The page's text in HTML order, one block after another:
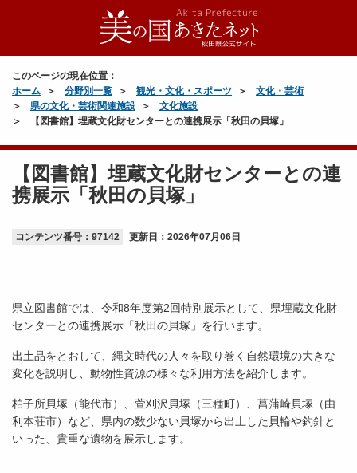
このページの現在位置：
ホーム
分野別一覧 観光・文化・スポーツ
文化・芸術
県の文化・芸術関連施設
文化施設
【図書館】埋蔵文化財センターとの連携展示「秋田の貝塚」
【図書館】埋蔵文化財センターとの連
携展示「秋田の貝塚」
コンテンツ番号：97142 更新日： 2026年07月06日
県立図書館では、令和8年度第2回特別展示として、県埋蔵文化財
センターとの連携展示「秋田の貝塚」を行います。
出土品をとおして、縄文時代の人々を取り巻く自然環境の大きな
変化を説明し、動物性資源の様々な利用方法を紹介します。
柏子所貝塚（能代市）、萱刈沢貝塚（三種町）、菖蒲崎貝塚（由
利本荘市）など、県内の数少ない貝塚から出土した貝輪や釣針と
いった、貴重な遺物を展示します。